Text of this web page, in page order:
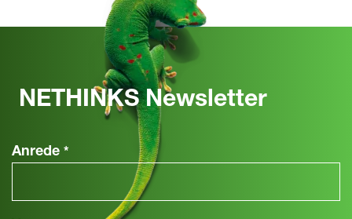
NETHINKS Newsletter
Anrede *